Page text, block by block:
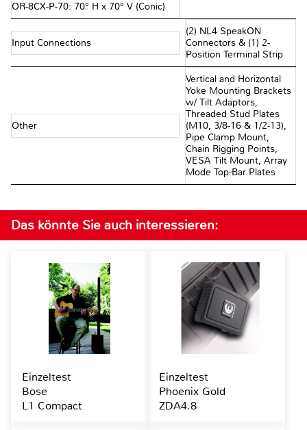
OR-8CX-P-70: 70° H x 70° V (Conic)
Input Connections
(2) NL4 SpeakON
Connectors & (1) 2-
Position Terminal Strip
Other
Vertical and Horizontal
Yoke Mounting Brackets
w/ Tilt Adaptors,
Threaded Stud Plates
(M10, 3/8-16 & 1/2-13),
Pipe Clamp Mount,
Chain Rigging Points,
VESA Tilt Mount, Array
Mode Top-Bar Plates
Das könnte Sie auch interessieren:
Einzeltest
Bose
L1 Compact
Einzeltest
Phoenix Gold
ZDA4.8